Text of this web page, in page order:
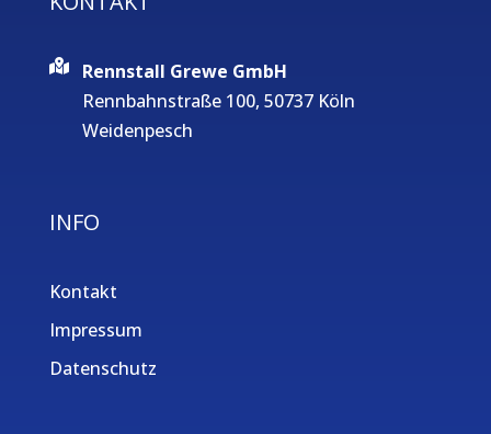
Rennstall Grewe GmbH
Rennbahnstraße 100, 50737 Köln
Weidenpesch
INFO
Kontakt
Impressum
Datenschutz